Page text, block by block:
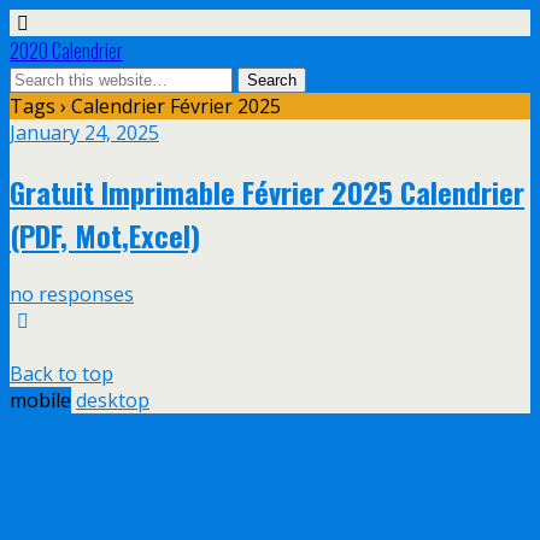
2020 Calendrier
Tags › Calendrier Février 2025
January 24, 2025
Gratuit Imprimable Février 2025 Calendrier
(PDF, Mot,Excel)
no responses
Back to top
mobile desktop